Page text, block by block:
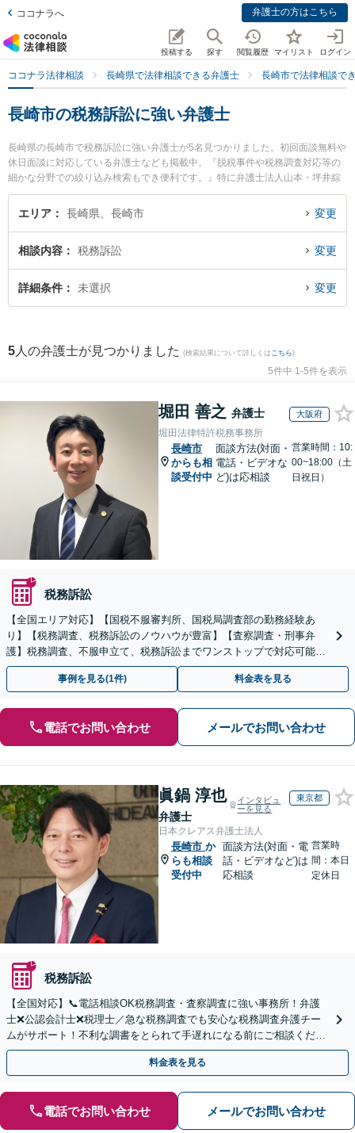
ココナラへ 弁護士の方はこちら
投稿する 探す 閲覧履歴 マイリスト ログイン
ココナラ法律相談 長崎県で法律相談できる弁護士 長崎市で法律相談で
長崎市の税務訴訟に強い弁護士
長崎県の長崎市で税務訴訟に強い弁護士が5名見つかりました。初回面談無料や
休日面談に対応している弁護士なども掲載中。『脱税事件や税務調査対応等の
細かな分野での絞り込み検索もでき便利です。』特に弁護士法人山本・坪井綜
合法律事務所 長崎オフィスの寺町 直人弁護士やさた法律事務所の佐田 英二弁
護士、はしばみ法律事務所の小村 良之弁護士のプロフィール情報や弁護士費
豊富な近くの弁護士を検索したい』『初回相談無料で税務訴訟を法律相談でき
る長崎市内の弁護士に相談予約したい』などでお困りの相談者さんにおすすめ
です。
エリア 長崎県、長崎市 変更
相談内容 税務訴訟 変更
詳細条件 未選択 変更
5 人の弁護士が見つかりました (検索結果について詳しくは こちら)
5件中 1-5件を表示
堀田 善之 弁護士 大阪府
堀田法律特許税務事務所
長崎市
からも相
談受付中
面談方法(対面・
電話・ビデオな
ど)は応相談
営業時間：10:
00~18:00（土
日祝日）
税務訴訟
【全国エリア対応】【国税不服審判所、国税局調査部の勤務経験あ
り】【税務調査、税務訴訟のノウハウが豊富】【査察調査・刑事弁
護】税務調査、不服申立て、税務訴訟までワンストップで対応可能！
事業承継にも対応【休日・夜間相談可】
事例を見る(1件) 料金表を見る
電話でお問い合わせ メールでお問い合わせ
眞鍋 淳也
弁護士
インタビュ
ーを見る
東京都
日本クレアス弁護士法人
長崎市 か
らも相談
受付中
面談方法(対面・電
話・ビデオなど)は
応相談
営業時
間：本日
定休日
税務訴訟
【全国対応】📞電話相談OK税務調査・査察調査に強い事務所！弁護
士❌公認会計士❌税理士／急な税務調査でも安心な税務調査弁護チー
ムがサポート！不利な調書をとられて手遅れになる前にご相談くださ
い。
料金表を見る
電話でお問い合わせ メールでお問い合わせ